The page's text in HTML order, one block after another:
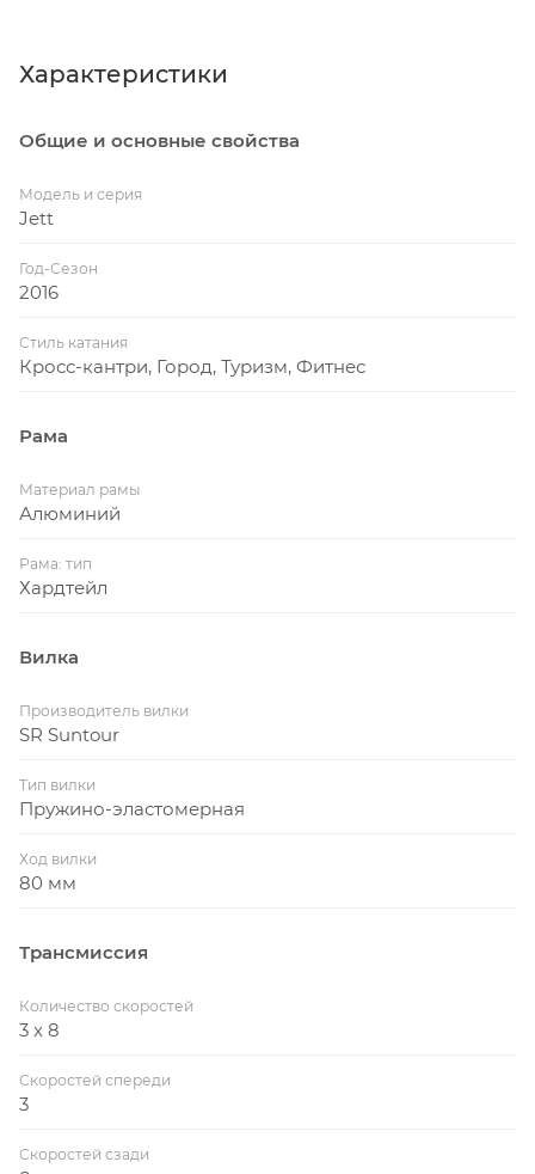
Характеристики
Общие и основные свойства
Модель и серия
Jett
Год-Сезон
2016
Стиль катания
Кросс-кантри, Город, Туризм, Фитнес
Рама
Материал рамы
Алюминий
Рама: тип
Хардтейл
Вилка
Производитель вилки
SR Suntour
Тип вилки
Пружино-эластомерная
Ход вилки
80 мм
Трансмиссия
Количество скоростей
3 x 8
Скоростей спереди
3
Скоростей сзади